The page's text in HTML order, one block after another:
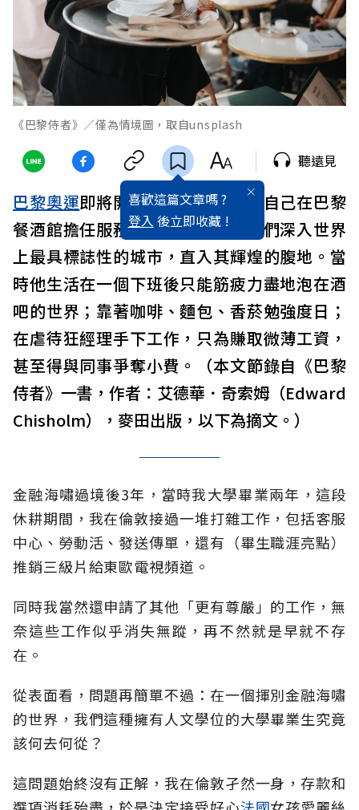
《巴黎侍者》／僅為情境圖，取自unsplash
喜歡這篇文章嗎 ?
登入 後立即收藏 !
聽遠見
巴黎奧運即將開幕，艾德華講述了自己在巴黎
餐酒館擔任服務生的體驗，帶領我們深入世界
上最具標誌性的城市，直入其輝煌的腹地。當
時他生活在一個下班後只能筋疲力盡地泡在酒
吧的世界；靠著咖啡、麵包、香菸勉強度日；
在虐待狂經理手下工作，只為賺取微薄工資，
甚至得與同事爭奪小費。（本文節錄自《巴黎
侍者》一書，作者：艾德華．奇索姆（Edward
Chisholm），麥田出版，以下為摘文。）
金融海嘯過境後3年，當時我大學畢業兩年，這段
休耕期間，我在倫敦接過一堆打雜工作，包括客服
中心、勞動活、發送傳單，還有（畢生職涯亮點）
推銷三級片給東歐電視頻道。
同時我當然還申請了其他「更有尊嚴」的工作，無
奈這些工作似乎消失無蹤，再不然就是早就不存
在。
從表面看，問題再簡單不過：在一個揮別金融海嘯
的世界，我們這種擁有人文學位的大學畢業生究竟
該何去何從？
這問題始終沒有正解，我在倫敦孑然一身，存款和